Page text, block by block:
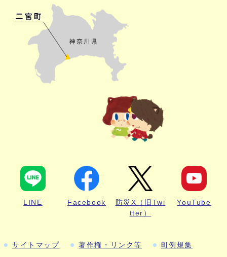
LINE Facebook
防災X（旧Twi
tter）
YouTube
サイトマップ 著作権・リンク等 町例規集